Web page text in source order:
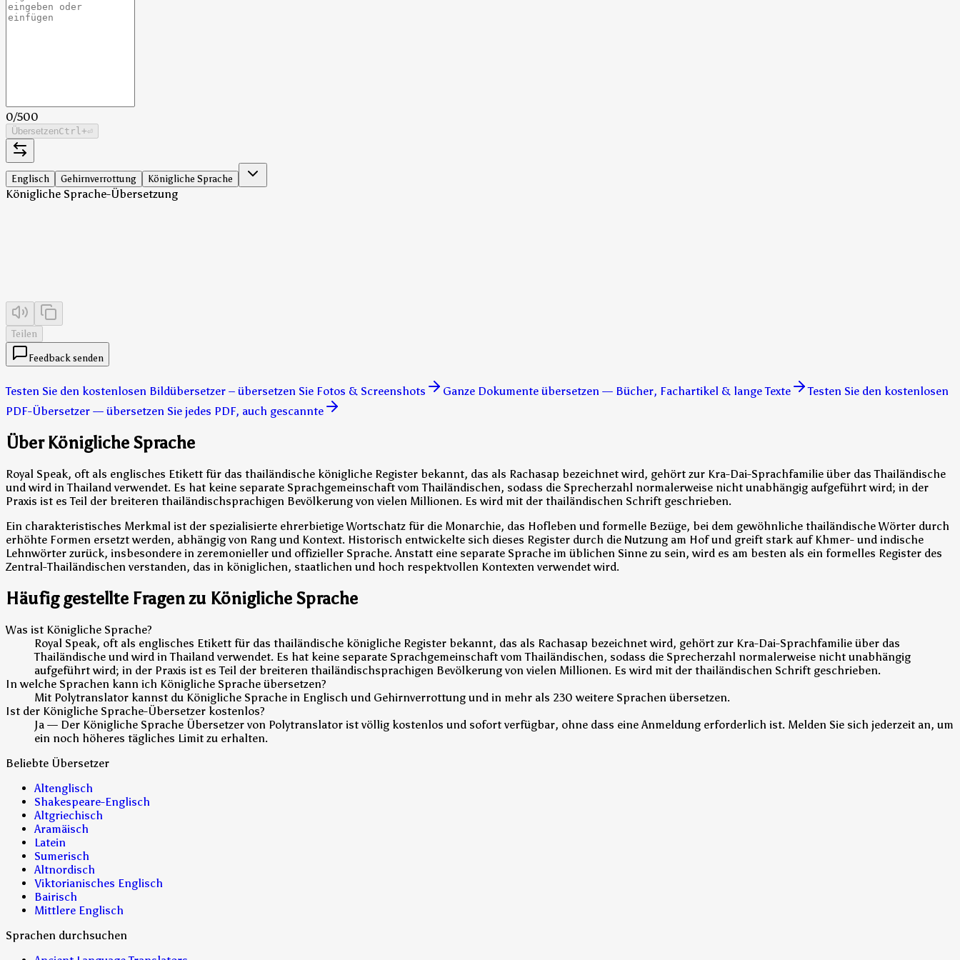
0/500
ÜbersetzenCtrl +⏎
Englisch Gehirnverrottung Königliche Sprache
Königliche Sprache-Übersetzung
Teilen
Feedback senden
Testen Sie den kostenlosen Bildübersetzer – übersetzen Sie Fotos & Screenshots Ganze Dokumente übersetzen — Bücher, Fachartikel & lange Texte
Testen Sie den kostenlosen
PDF-Übersetzer — übersetzen Sie jedes PDF, auch gescannte
Über Königliche Sprache
Royal Speak, oft als englisches Etikett für das thailändische königliche Register bekannt, das als Rachasap bezeichnet wird, gehört zur Kra-Dai-Sprachfamilie über das Thailändische
und wird in Thailand verwendet. Es hat keine separate Sprachgemeinschaft vom Thailändischen, sodass die Sprecherzahl normalerweise nicht unabhängig aufgeführt wird; in der
Praxis ist es Teil der breiteren thailändischsprachigen Bevölkerung von vielen Millionen. Es wird mit der thailändischen Schrift geschrieben.
Ein charakteristisches Merkmal ist der spezialisierte ehrerbietige Wortschatz für die Monarchie, das Hofleben und formelle Bezüge, bei dem gewöhnliche thailändische Wörter durch
erhöhte Formen ersetzt werden, abhängig von Rang und Kontext. Historisch entwickelte sich dieses Register durch die Nutzung am Hof und greift stark auf Khmer- und indische
Lehnwörter zurück, insbesondere in zeremonieller und offizieller Sprache. Anstatt eine separate Sprache im üblichen Sinne zu sein, wird es am besten als ein formelles Register des
Zentral-Thailändischen verstanden, das in königlichen, staatlichen und hoch respektvollen Kontexten verwendet wird.
Häufig gestellte Fragen zu Königliche Sprache
Was ist Königliche Sprache?
Royal Speak, oft als englisches Etikett für das thailändische königliche Register bekannt, das als Rachasap bezeichnet wird, gehört zur Kra-Dai-Sprachfamilie über das
Thailändische und wird in Thailand verwendet. Es hat keine separate Sprachgemeinschaft vom Thailändischen, sodass die Sprecherzahl normalerweise nicht unabhängig
aufgeführt wird; in der Praxis ist es Teil der breiteren thailändischsprachigen Bevölkerung von vielen Millionen. Es wird mit der thailändischen Schrift geschrieben.
In welche Sprachen kann ich Königliche Sprache übersetzen?
Mit Polytranslator kannst du Königliche Sprache in Englisch und Gehirnverrottung und in mehr als 230 weitere Sprachen übersetzen.
Ist der Königliche Sprache-Übersetzer kostenlos?
Ja — Der Königliche Sprache Übersetzer von Polytranslator ist völlig kostenlos und sofort verfügbar, ohne dass eine Anmeldung erforderlich ist. Melden Sie sich jederzeit an, um
ein noch höheres tägliches Limit zu erhalten.
Beliebte Übersetzer
Altenglisch
Shakespeare-Englisch
Altgriechisch
Aramäisch
Latein
Sumerisch
Altnordisch
Viktorianisches Englisch
Bairisch
Mittlere Englisch
Sprachen durchsuchen